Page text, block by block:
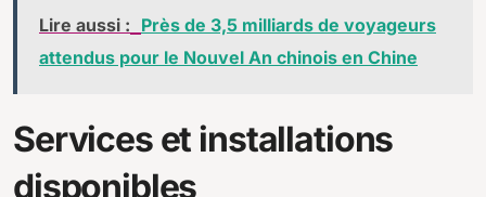
Lire aussi : Près de 3,5 milliards de voyageurs
attendus pour le Nouvel An chinois en Chine
Services et installations
disponibles